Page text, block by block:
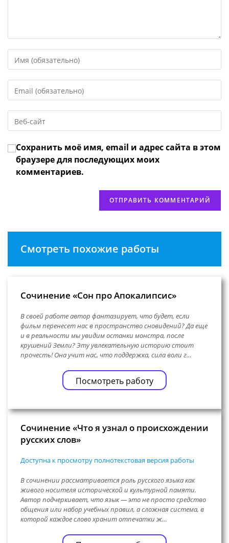
свое
или
имя
чтобы
прокомментировать
свой
адрес,
чтобы
URL
веб-
сайта
(необязательно)
Сохранить моё имя, email и адрес сайта в этом
браузере для последующих моих
комментариев.
Смотреть похожие работы
Сочинение «Сон про Апокалипсис»
В своей работе автор фантазирует, что будет, если
фильм перенесет нас в пространство сновидений? Да еще
и в реальности мы увидим останки монстра, после
крушений Земли? Эту увлекательную историю стоит
прочесть! Она учит нас, что поддержка, сила воли г…
Посмотреть работу
Сочинение «Что я узнал о происхождении
русских слов»
Доступна к просмотру полнотекстовая версия работы
В сочинении рассматривается роль русского языка как
живого носителя исторической и культурной памяти.
Автор подчеркивает, что язык — это не просто средство
общения или набор учебных правил, а сложная система, в
которой каждое слово хранит отпечатки ж…